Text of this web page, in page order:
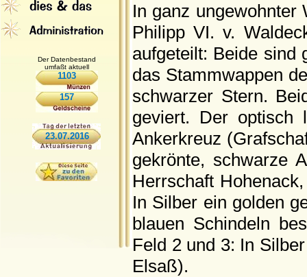
Der Datenbestand
umfaßt aktuell
1103
157
23.07.2016
In ganz ungewohnter
Philipp VI. v.
aufgeteilt: Beide sind
das Stammwappen
schwarzer Stern.
geviert. Der
Ankerkreuz
gekrönte, schwarze
Herrschaft
In Silber ein golden
blauen Schindeln
Feld 2 und 3: In
Elsaß).